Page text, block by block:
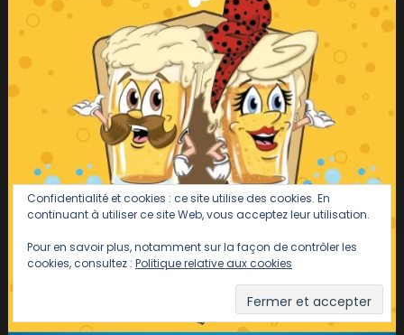
Confidentialité et cookies : ce site utilise des cookies. En
continuant à utiliser ce site Web, vous acceptez leur utilisation.
Pour en savoir plus, notamment sur la façon de contrôler les
cookies, consultez : Politique relative aux cookies